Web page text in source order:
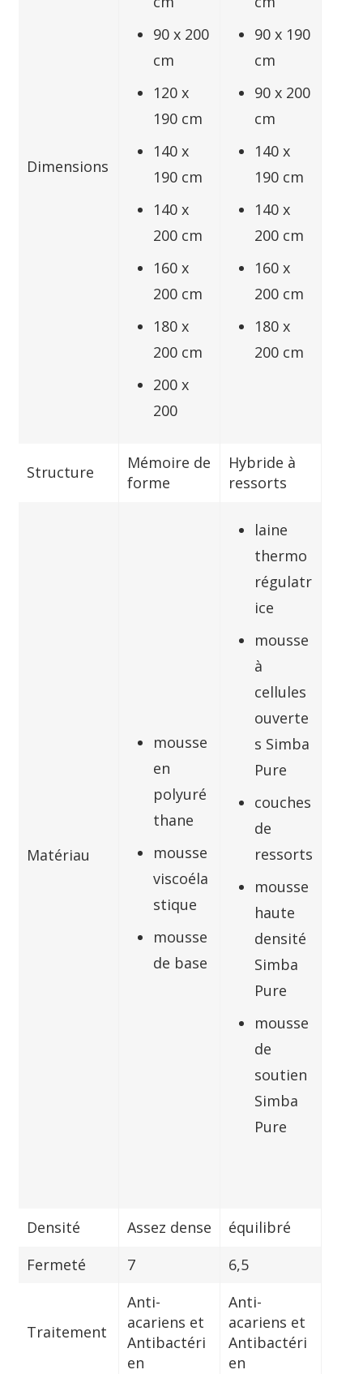
Dimensions
90 x 200
cm
120 x
190 cm
140 x
190 cm
140 x
200 cm
160 x
200 cm
180 x
200 cm
200 x
200
90 x 190
cm
90 x 200
cm
140 x
190 cm
140 x
200 cm
160 x
200 cm
180 x
200 cm
Structure
Mémoire de
forme
Hybride à
ressorts
Matériau
mousse
en
polyuré
thane
mousse
viscoéla
stique
mousse
de base
laine
thermo
régulatr
ice
mousse
à
cellules
ouverte
s Simba
Pure
couches
de
ressorts
mousse
haute
densité
Simba
Pure
mousse
de
soutien
Simba
Pure
Densité Assez dense
équilibré
Fermeté
7 6,5
Traitement
Anti-
acariens et
Antibactéri
en
Anti-
acariens et
Antibactéri
en